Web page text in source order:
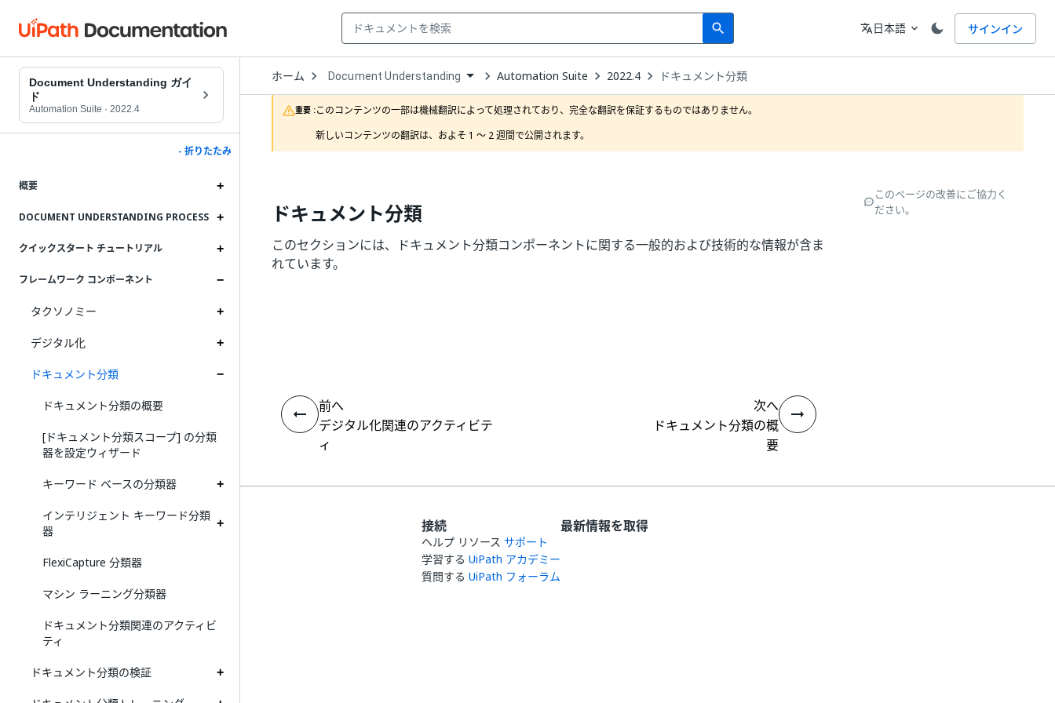
search
Search 言語
translate日本語 expand_more サインイン
Document Understanding ガイ
ド
Automation Suite · 2022.4
- 折りたたみ
概要
DOCUMENT UNDERSTANDING PROCESS
クイックスタート チュートリアル
フレームワーク コンポーネント
タクソノミー
デジタル化
ドキュメント分類
ドキュメント分類の概要
[ドキュメント分類スコープ] の分類
器を設定ウィザード
キーワード ベースの分類器
インテリジェント キーワード分類
器
FlexiCapture 分類器
マシン ラーニング分類器
ドキュメント分類関連のアクティビ
ティ
ドキュメント分類の検証
ホーム Open
Dropdown
to
choose
product
Document Understanding Automation Suite 2022.4 ドキュメント分類
重要 :このコンテンツの一部は機械翻訳によって処理されており、完全な翻訳を保証するものではありません。
新しいコンテンツの翻訳は、およそ 1 ～ 2 週間で公開されます。
ドキュメント分類
このセクションには、ドキュメント分類コンポーネントに関する一般的および技術的な情報が含ま
れています。
このページの改善にご協力く
ださい。
前へ
デジタル化関連のアクティビテ
ィ
次へ
ドキュメント分類の概
要
接続
ヘルプ リソース サポート
学習する UiPath アカデミー
質問する UiPath フォーラム
最新情報を取得